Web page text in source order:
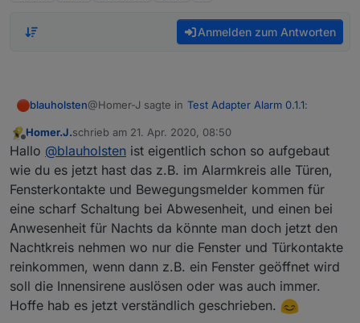
Anmelden zum Antworten
blauholsten@Homer-J sagte in Test Adapter Alarm 0.1.1:
Hi@blauholstenfunktioniert Klasse, ist es
eventuell möglich das du 2 Datenpunkte zum
intern scharf wo man z.B. die
Fensterkontakte reinpackt und einmal für
extern scharf wo man die Fensterkontakte
und Bewegungsmelder reinpackt, für intern
scharf einen Datenpunkt zum schalten einer
Innensirene bei Auslösung wäre auch schön.
Grüße
Hi,
sorry für die etwas verzögerte Antwort, aber ich
dachte das ich in letzter Zeit mehr finden...
Ich lass jetzt schon mehrfach von einer Internen
Sirene und zwei Kreisen. Bitte mal genauer
erklären, danke.
PS: Allerdings sind massive Veränderungen so
einfach nicht mehr möglich. Allerdings denke ich,
dass man mit dem Alarm- und Warnkreis ja
eigentlich die Wünsche abdeckt???
Was ich definitiv noch implementieren kann, ist,
die Überwachung und Aktivierbarkeit des
Offline
Homer.J.schrieb am 21. Apr. 2020, 08:50
zuletzt editiert von
Hallo @blauholsten ist eigentlich schon so aufgebaut
wie du es jetzt hast das z.B. im Alarmkreis alle Türen,
Fensterkontakte und Bewegungsmelder kommen für
eine scharf Schaltung bei Abwesenheit, und einen bei
Anwesenheit für Nachts da könnte man doch jetzt den
Nachtkreis nehmen wo nur die Fenster und Türkontakte
reinkommen, wenn dann z.B. ein Fenster geöffnet wird
soll die Innensirene auslösen oder was auch immer.
Hoffe hab es jetzt verständlich geschrieben.